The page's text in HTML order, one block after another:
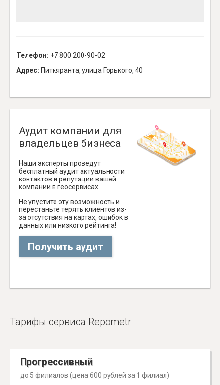
Телефон: +7 800 200-90-02
Адрес: Питкяранта, улица Горького, 40
Аудит компании для
владельцев бизнеса
Наши эксперты проведут
бесплатный аудит актуальности
контактов и репутации вашей
компании в геосервисах.
Не упустите эту возможность и
перестаньте терять клиентов из-
за отсутствия на картах, ошибок в
данных или низкого рейтинга!
Получить аудит
Тарифы сервиса Repometr
Прогрессивный
до 5 филиалов (цена 600 рублей за 1 филиал)